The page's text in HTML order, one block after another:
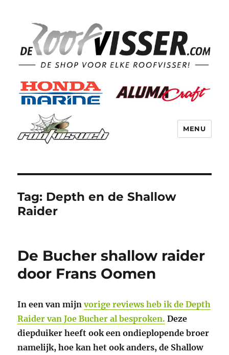
MENU
Tag: Depth en de Shallow
Raider
De Bucher shallow raider
door Frans Oomen
In een van mijnvorige reviews heb ik de Depth
Raider van Joe Bucher al besproken. Deze
diepduiker heeft ook een ondieplopende broer
namelijk, hoe kan het ook anders, de Shallow